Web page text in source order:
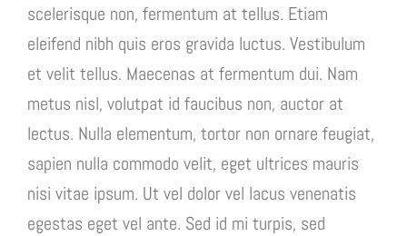
scelerisque non, fermentum at tellus. Etiam
eleifend nibh quis eros gravida luctus. Vestibulum
et velit tellus. Maecenas at fermentum dui. Nam
metus nisl, volutpat id faucibus non, auctor at
lectus. Nulla elementum, tortor non ornare feugiat,
sapien nulla commodo velit, eget ultrices mauris
nisi vitae ipsum. Ut vel dolor vel lacus venenatis
egestas eget vel ante. Sed id mi turpis, sed